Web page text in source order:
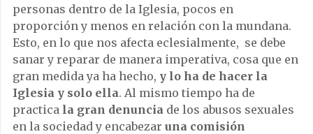
personas dentro de la Iglesia, pocos en
proporción y menos en relación con la mundana.
Esto, en lo que nos afecta eclesialmente, se debe
sanar y reparar de manera imperativa, cosa que en
gran medida ya ha hecho, y lo ha de hacer la
Iglesia y solo ella. Al mismo tiempo ha de
practica la gran denuncia de los abusos sexuales
en la sociedad y encabezar una comisión